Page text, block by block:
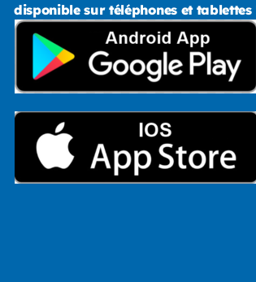
disponible sur téléphones et tablettes